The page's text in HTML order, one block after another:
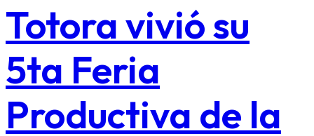
Totora vivió su
5ta Feria
Productiva de la